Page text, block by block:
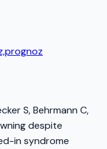
S, Behrmann C,
despite
in syndrome